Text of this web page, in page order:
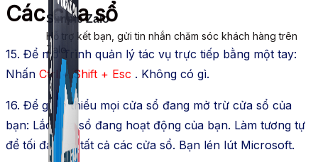
Simple Zalo
Hỗ trợ kết bạn, gửi tin nhắn chăm sóc khách hàng trên
Zalo.
Các cửa sổ
15. Để mở Trình quản lý tác vụ trực tiếp bằng một tay:
Nhấn Ctrl + Shift + Esc . Không có gì.
16. Để giảm thiểu mọi cửa sổ đang mở trừ cửa sổ của
bạn: Lắc cửa sổ đang hoạt động của bạn. Làm tương tự
để tối đa hóa tất cả các cửa sổ. Bạn lén lút Microsoft.